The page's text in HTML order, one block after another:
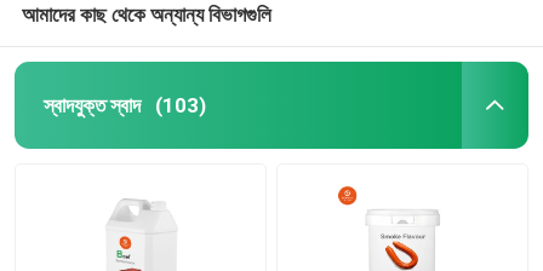
আমাদের কাছ থেকে অন্যান্য বিভাগগুলি
স্বাদযুক্ত স্বাদ (103)